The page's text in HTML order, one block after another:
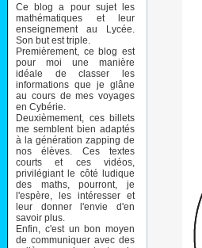
Ce blog a pour sujet les
mathématiques et leur
enseignement au Lycée.
Son but est triple.
Premièrement, ce blog est
pour moi une manière
idéale de classer les
informations que je glâne
au cours de mes voyages
en Cybérie.
Deuxièmement, ces billets
me semblent bien adaptés
à la génération zapping de
nos élèves. Ces textes
courts et ces vidéos,
privilégiant le côté ludique
des maths, pourront, je
l'espère, les intéresser et
leur donner l'envie d'en
savoir plus.
Enfin, c'est un bon moyen
de communiquer avec des